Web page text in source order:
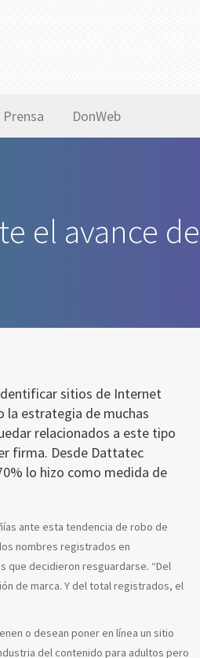
Prensa DonWeb
el avance
sitios de Internet
la estrategia de muchas
relacionados a este tipo
firma. Desde Dattatec
lo hizo como medida de
ante esta tendencia de robo de
nombres registrados en
que decidieron resguardarse. “Del
de marca. Y del total registrados, el
o desean poner en línea un sitio
del contenido para adultos pero